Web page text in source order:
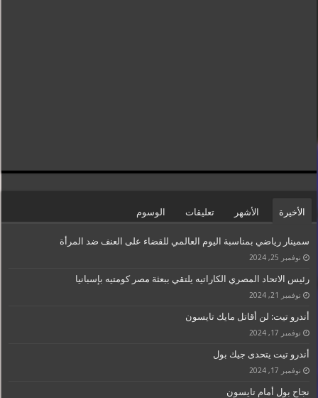
الأخيرة الأشهر تعليقات الوسوم
سمينار رياضي بمناسبة اليوم العالمي للقضاء على العنف ضد المرأة
نوفمبر 25, 2024
رئيس الاتحاد المصري الكاراتيه يلتقي ببعثة مصر كومتيه بإسبانيا
نوفمبر 21, 2024
أندرو تيت: لن أقاتل مايك تايسون
نوفمبر 17, 2024
أندرو تيت يتحدى جيك بول
نوفمبر 17, 2024
نجاح بول أمام تايسون